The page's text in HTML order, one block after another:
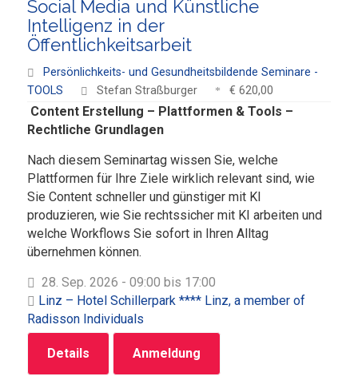
Social Media und Künstliche
Intelligenz in der
Öffentlichkeitsarbeit
Persönlichkeits- und Gesundheitsbildende Seminare -
TOOLS
Stefan Straßburger € 620,00
Content Erstellung – Plattformen & Tools –
Rechtliche Grundlagen
Nach diesem Seminartag wissen Sie, welche
Plattformen für Ihre Ziele wirklich relevant sind, wie
Sie Content schneller und günstiger mit KI
produzieren, wie Sie rechtssicher mit KI arbeiten und
welche Workflows Sie sofort in Ihren Alltag
übernehmen können.
28. Sep. 2026 - 09:00 bis 17:00
Linz – Hotel Schillerpark **** Linz, a member of
Radisson Individuals
Details Anmeldung